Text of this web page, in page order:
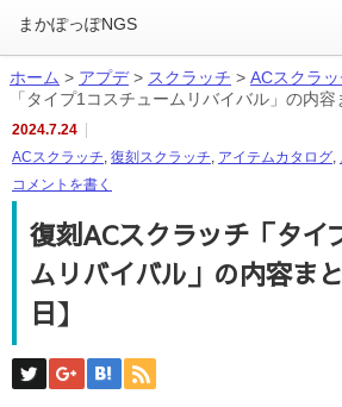
ホーム > アプデ> スクラッチ > ACスクラッ
「タイプ1コスチュームリバイバル」の内容
2024.7.24
ACスクラッチ, 復刻スクラッチ, アイテムカタログ,
コメントを書く
復刻ACスクラッチ「タイ
ムリバイバル」の内容ま
日】